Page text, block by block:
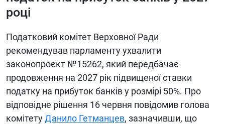
році
Податковий комітет Верховної Ради
рекомендував парламенту ухвалити
законопроєкт №15262, який передбачає
продовження на 2027 рік підвищеної ставки
податку на прибуток банків у розмірі 50%. Про
відповідне рішення 16 червня повідомив голова
комітетуДанило Гетманцев, зазначивши, що